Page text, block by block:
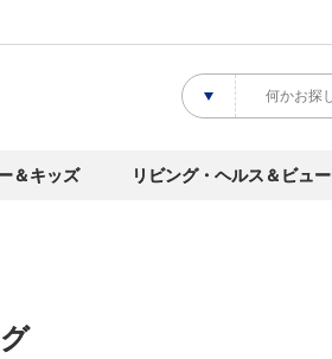
＆キッズ リビング・ヘルス＆ビュ